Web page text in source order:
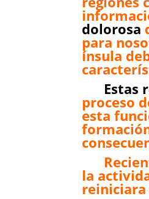
dolorosa
para
ínsula
Estas
proceso
esta
la